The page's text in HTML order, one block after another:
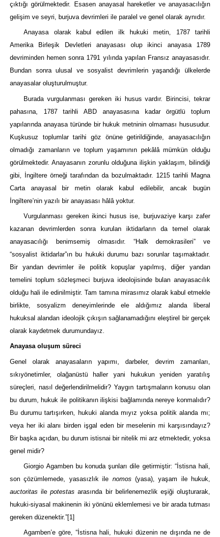
çıktığı görülmektedir. Esasen anayasal hareketler ve anayasacılığın
gelişim ve seyri, burjuva devrimleri ile paralel ve genel olarak aynıdır.
Anayasa olarak kabul edilen ilk hukuki metin, 1787 tarihli
Amerika Birleşik Devletleri anayasası olup ikinci anayasa 1789
devriminden hemen sonra 1791 yılında yapılan Fransız anayasasıdır.
Bundan sonra ulusal ve sosyalist devrimlerin yaşandığı ülkelerde
anayasalar oluşturulmuştur.
Burada vurgulanması gereken iki husus vardır. Birincisi, tekrar
pahasına, 1787 tarihli ABD anayasasına kadar örgütlü toplum
yapılarında anayasa türünde bir hukuk metninin olmaması hususudur.
Kuşkusuz toplumlar tarihi göz önüne getirildiğinde, anayasacılığın
olmadığı zamanların ve toplum yaşamının pekâlâ mümkün olduğu
görülmektedir. Anayasanın zorunlu olduğuna ilişkin yaklaşım, bilindiği
gibi, İngiltere örneği tarafından da bozulmaktadır. 1215 tarihli Magna
Carta anayasal bir metin olarak kabul edilebilir, ancak bugün
İngiltere’nin yazılı bir anayasası hâlâ yoktur.
Vurgulanması gereken ikinci husus ise, burjuvaziye karşı zafer
kazanan devrimlerden sonra kurulan iktidarların da temel olarak
anayasacılığı benimsemiş olmasıdır. “Halk demokrasileri” ve
“sosyalist iktidarlar”ın bu hukuki durumu bazı sorunlar taşımaktadır.
Bir yandan devrimler ile politik kopuşlar yapılmış, diğer yandan
temelini toplum sözleşmeci burjuva ideolojisinde bulan anayasacılık
olduğu hali ile edinilmiştir. Tam tamına mirasımız olarak kabul etmekle
birlikte, sosyalizm deneyimlerinde ele aldığımız alanda liberal
hukuksal alandan ideolojik çıkışın sağlanamadığını eleştirel bir gerçek
olarak kaydetmek durumundayız.
Anayasa oluşum süreci
Genel olarak anayasaların yapımı, darbeler, devrim zamanları,
sıkıyönetimler, olağanüstü haller yani hukukun yeniden yaratılış
süreçleri, nasıl değerlendirilmelidir? Yaygın tartışmaların konusu olan
bu durum, hukuk ile politikanın ilişkisi bağlamında nereye konmalıdır?
Bu durumu tartışırken, hukuki alanda mıyız yoksa politik alanda mı;
veya her iki alanı birden işgal eden bir meselenin mi karşısındayız?
Bir başka açıdan, bu durum istisnai bir nitelik mi arz etmektedir, yoksa
genel midir?
Giorgio Agamben bu konuda şunları dile getirmiştir: “İstisna hali,
son çözümlemede, yasasızlık ile nomos (yasa), yaşam ile hukuk,
auctoritas ilepotestas arasında bir belirlenemezlik eşiği oluşturarak,
hukuki-siyasal makinenin iki yönünü eklemlemesi ve bir arada tutması
gereken düzenektir.”[1]
Agamben’e göre, “İstisna hali, hukuki düzenin ne dışında ne de